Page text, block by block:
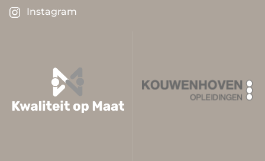
Instagram